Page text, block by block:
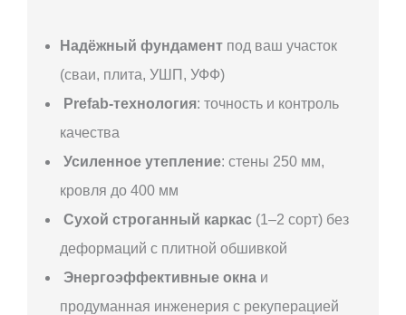
Надёжный фундамент под ваш участок
(сваи, плита, УШП, УФФ)
Prefab-технология: точность и контроль
качества
Усиленное утепление: стены 250 мм,
кровля до 400 мм
Сухой строганный каркас (1–2 сорт) без
деформаций с плитной обшивкой
Энергоэффективные окна и
продуманная инженерия с рекуперацией